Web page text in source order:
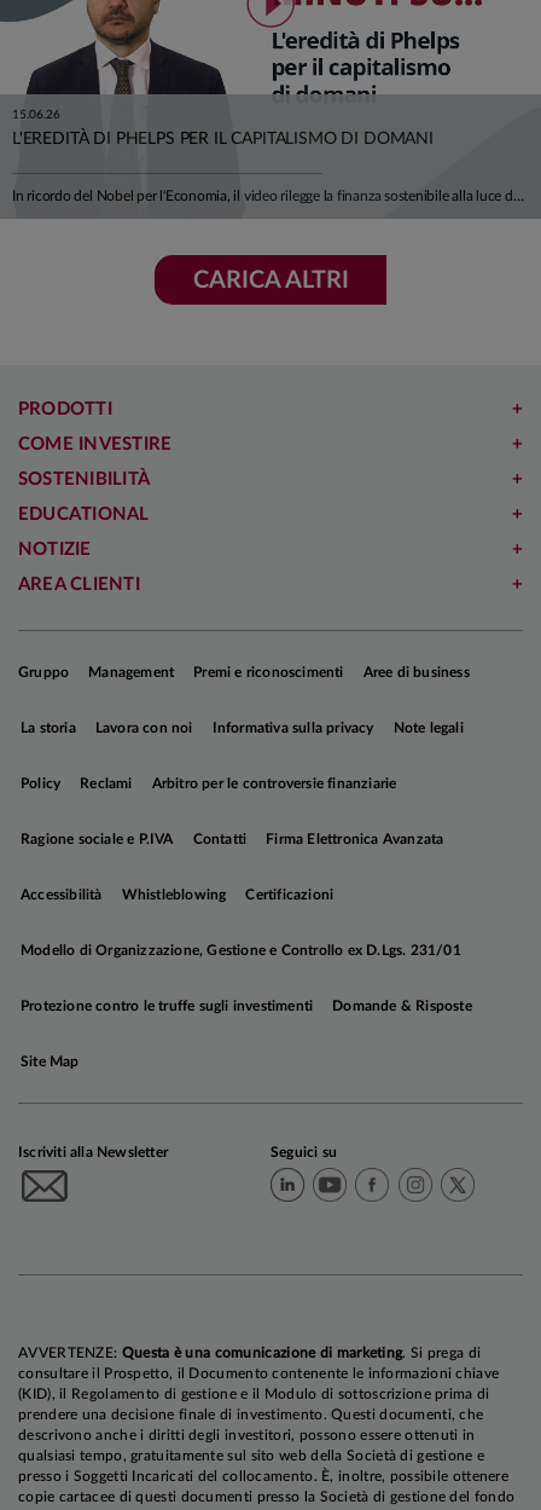
15.06.26
L'EREDITÀ DI PHELPS PER IL CAPITALISMO DI DOMANI
In ricordo del Nobel per l'Economia, il video rilegge la finanza sostenibile alla luce del suo pensiero: non un vincolo imposto all'economia, ma una condizione del suo sviluppo futuro. Dalla credibilità della transizione ai settori hard-to-abate, fino alla centralità della "S" di ESG, un invito a orientare il capitale verso innovazione, lavoro di qualità e prosperità condivisa. Ci racconta tutto Alfonso Del Giudice, Professore Ordinario di Finanza Aziendale presso l'Università Cattolica.
CARICA ALTRI
PRODOTTI
COME INVESTIRE
SOSTENIBILITÀ
EDUCATIONAL
NOTIZIE
AREA CLIENTI
Gruppo Management Premi e riconoscimenti Aree di business
La storia Lavora con noi Informativa sulla privacy Note legali
Policy Reclami Arbitro per le controversie finanziarie
Ragione sociale e P.IVA Contatti Firma Elettronica Avanzata
Accessibilità Whistleblowing Certificazioni
Modello di Organizzazione, Gestione e Controllo ex D.Lgs. 231/01
Protezione contro le truffe sugli investimenti Domande & Risposte
Site Map
Iscriviti alla Newsletter Seguici su
AVVERTENZE: Questa è una comunicazione di marketing. Si prega di
consultare il Prospetto, il Documento contenente le informazioni chiave
(KID), il Regolamento di gestione e il Modulo di sottoscrizione prima di
prendere una decisione finale di investimento. Questi documenti, che
descrivono anche i diritti degli investitori, possono essere ottenuti in
qualsiasi tempo, gratuitamente sul sito web della Società di gestione e
presso i Soggetti Incaricati del collocamento. È, inoltre, possibile ottenere
copie cartacee di questi documenti presso la Società di gestione del fondo